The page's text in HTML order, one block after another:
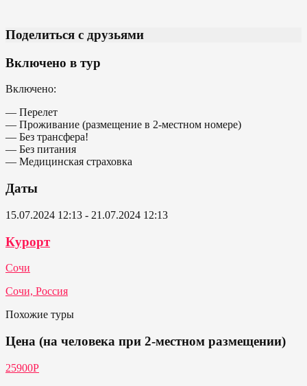
Поделиться с друзьями
Включено в тур
Включено:
— Перелет
— Проживание (размещение в 2-местном номере)
— Без трансфера!
— Без питания
— Медицинская страховка
Даты
15.07.2024 12:13 - 21.07.2024 12:13
Курорт
Сочи
Сочи, Россия
Похожие туры
Цена (на человека при 2-местном размещении)
25900Р